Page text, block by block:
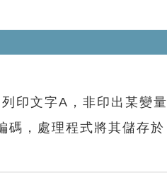
印文字A，非印出某變量
碼，處理程式將其儲存於